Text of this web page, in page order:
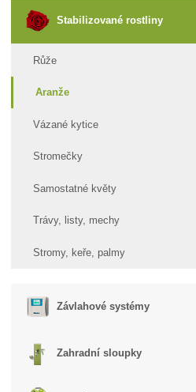
Stabilizované rostliny
Růže
Aranže
Vázané kytice
Stromečky
Samostatné květy
Trávy, listy, mechy
Stromy, keře, palmy
Závlahové systémy
Zahradní sloupky